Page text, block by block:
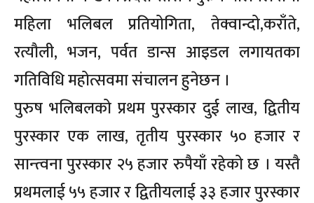
महिला भलिबल प्रतियोगिता, तेक्वान्दो,कराँते,
रत्यौली, भजन, पर्वत डान्स आइडल लगायतका
गतिविधि महोत्सवमा संचालन हुनेछन ।
पुरुष भलिबलको प्रथम पुरस्कार दुई लाख, द्वितीय
पुरस्कार एक लाख, तृतीय पुरस्कार ५० हजार र
सान्त्वना पुरस्कार २५ हजार रुपैयाँ रहेको छ । यस्तै
प्रथमलाई ५५ हजार र द्वितीयलाई ३३ हजार पुरस्कार